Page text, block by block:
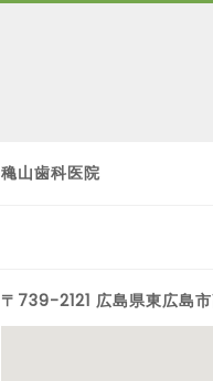
穐山歯科医院
〒739-2121 広島県東広島